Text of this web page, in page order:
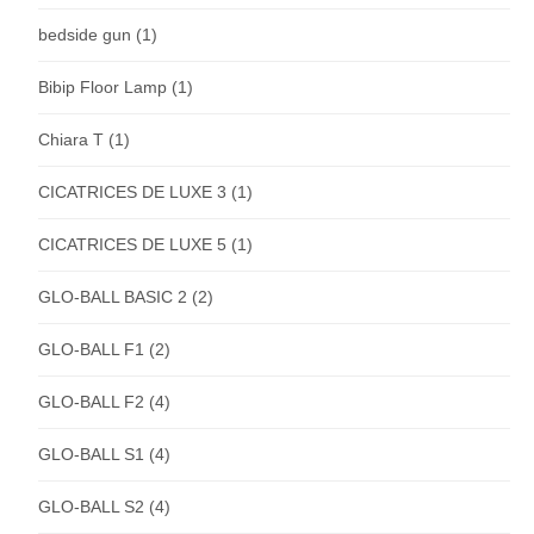
bedside gun (1)
Bibip Floor Lamp (1)
Chiara T (1)
CICATRICES DE LUXE 3 (1)
CICATRICES DE LUXE 5 (1)
GLO-BALL BASIC 2 (2)
GLO-BALL F1 (2)
GLO-BALL F2 (4)
GLO-BALL S1 (4)
GLO-BALL S2 (4)